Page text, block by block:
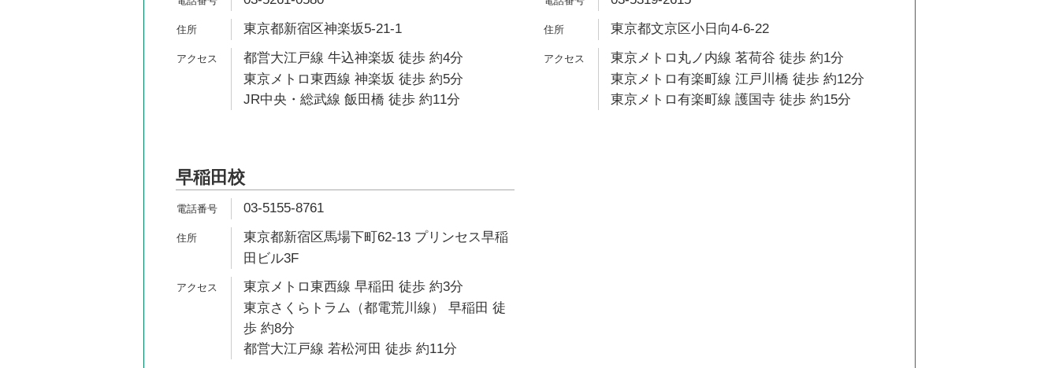
東京都新宿区神楽坂5-21-1
都営大江戸線 牛込神楽坂 徒歩 約4分
東京メトロ東西線 神楽坂 徒歩 約5分
JR中央・総武線 飯田橋 徒歩 約11分
東京都文京区小日向4-6-22
東京メトロ丸ノ内線 茗荷谷 徒歩 約1分
東京メトロ有楽町線 江戸川橋 徒歩 約12分
東京メトロ有楽町線 護国寺 徒歩 約15分
早稲田校
03-5155-8761
東京都新宿区馬場下町62-13 プリンセス早稲
田ビル3F
東京メトロ東西線 早稲田 徒歩 約3分
東京さくらトラム（都電荒川線） 早稲田 徒
歩 約8分
都営大江戸線 若松河田 徒歩 約11分